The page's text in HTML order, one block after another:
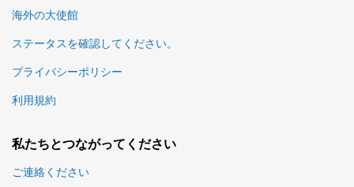
海外の大使館
ステータスを確認してください。
プライバシーポリシー
利用規約
私たちとつながってください
ご連絡ください